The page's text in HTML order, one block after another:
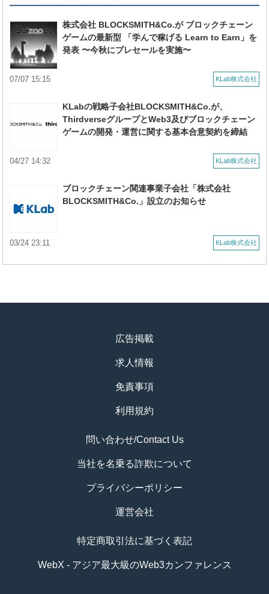
株式会社 BLOCKSMITH&Co.が ブロックチェーン
ゲームの最新型 「学んで稼げる Learn to Earn」を
発表 〜今秋にプレセールを実施〜
KLab株式会社
07/07 15:15
KLabの戦略子会社BLOCKSMITH&Co.が、
ThirdverseグループとWeb3及びブロックチェーン
ゲームの開発・運営に関する基本合意契約を締結
KLab株式会社
04/27 14:32
ブロックチェーン関連事業子会社「株式会社
BLOCKSMITH&Co.」設立のお知らせ
KLab株式会社
03/24 23:11
広告掲載
求人情報
免責事項
利用規約
問い合わせ/Contact Us
当社を名乗る詐欺について
プライバシーポリシー
運営会社
特定商取引法に基づく表記
WebX - アジア最大級のWeb3カンファレンス